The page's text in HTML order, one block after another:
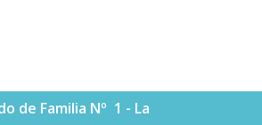
de Familia Nº 1 - La